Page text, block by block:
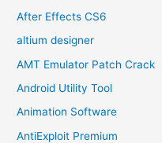
After Effects CS6
altium designer
AMT Emulator Patch Crack
Android Utility Tool
Animation Software
AntiExploit Premium